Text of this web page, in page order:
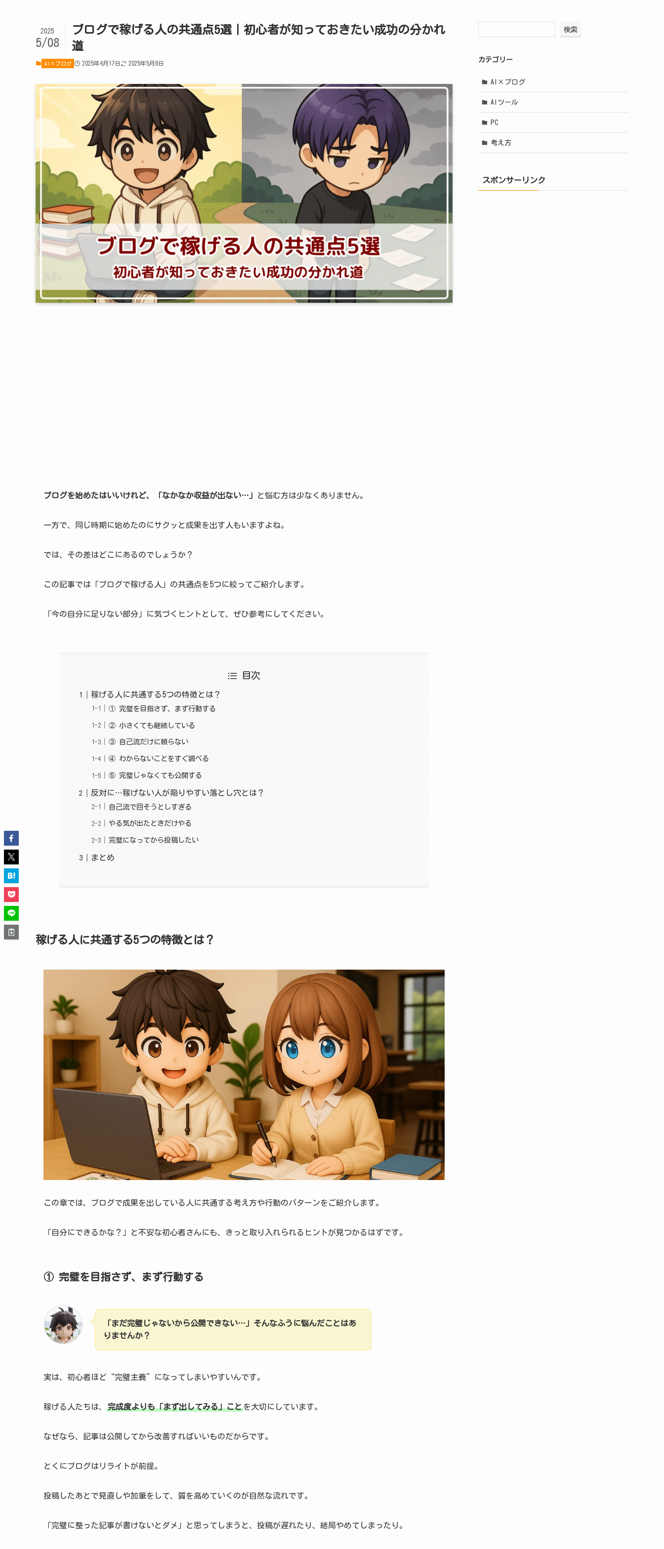
ブログで稼げる人の共通点5選｜初心者が知っておきたい成功の分かれ
道
2025
5/08
AI×ブログ 2025年4月17日 2025年5月8日
ブログを始めたはいいけれど、「なかなか収益が出ない…」 と悩む方は少なくありません。
一方で、同じ時期に始めたのにサクッと成果を出す人もいますよね。
では、その差はどこにあるのでしょうか？
この記事では「ブログで稼げる人」の共通点を5つに絞ってご紹介します。
「今の自分に足りない部分」に気づくヒントとして、ぜひ参考にしてください。
目次
稼げる人に共通する5つの特徴とは？
① 完璧を目指さず、まず行動する
② 小さくても継続している
③ 自己流だけに頼らない
④ わからないことをすぐ調べる
⑤ 完璧じゃなくても公開する
反対に…稼げない人が陥りやすい落とし穴とは？
自己流で回そうとしすぎる
やる気が出たときだけやる
完璧になってから投稿したい
まとめ
稼げる人に共通する5つの特徴とは？
この章では、ブログで成果を出している人に共通する考え方や行動のパターンをご紹介します。
「自分にできるかな？」と不安な初心者さんにも、きっと取り入れられるヒントが見つかるはずです。
① 完璧を目指さず、まず行動する
「まだ完璧じゃないから公開できない…」そんなふうに悩んだことはあ
りませんか？
実は、初心者ほど“完璧主義”になってしまいやすいんです。
稼げる人たちは、 完成度よりも「まず出してみる」ことを大切にしています。
なぜなら、記事は公開してから改善すればいいものだからです。
とくにブログはリライトが前提。
投稿したあとで見直しや加筆をして、質を高めていくのが自然な流れです。
「完璧に整った記事が書けないとダメ」と思ってしまうと、投稿が遅れたり、結局やめてしまったり。
検索
カテゴリー
AI×ブログ
AIツール
PC
考え方
スポンサーリンク